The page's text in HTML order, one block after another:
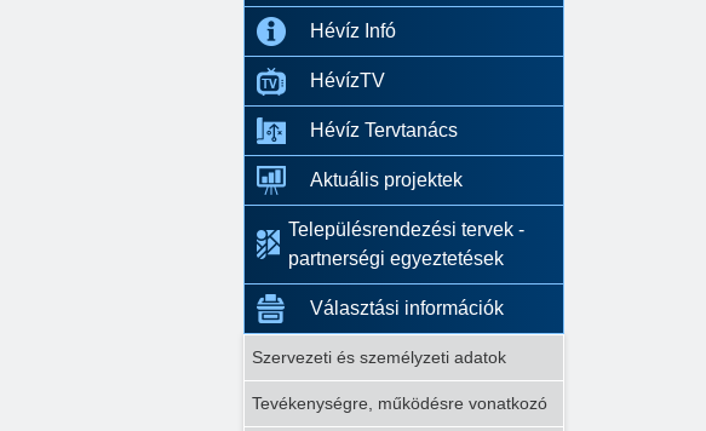
Hévíz Infó
HévízTV
Hévíz Tervtanács
Aktuális projektek
Településrendezési tervek -
partnerségi egyeztetések
Választási információk
Szervezeti és személyzeti adatok
Tevékenységre, működésre vonatkozó